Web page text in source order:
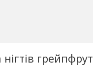
грейпфрут